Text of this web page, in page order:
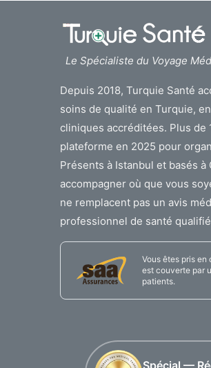
Le Spécialiste du Voyage
Depuis 2018, Turquie Santé
soins de qualité en Turquie,
cliniques accréditées. Plus
plateforme en 2025 pour
Présents à Istanbul et basés
accompagner où que vous
ne remplacent pas un avis
professionnel de santé
Vous êtes pris
est couverte par
patients.
Spécial —